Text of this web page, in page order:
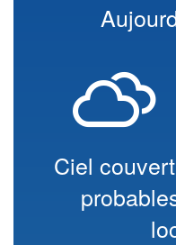
Ciel